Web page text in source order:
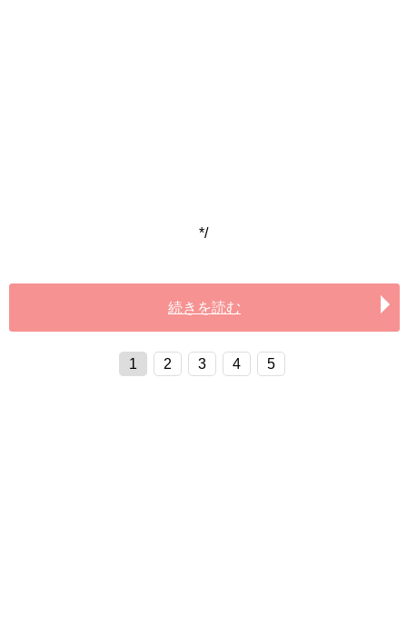
*/
続きを読む
1 2 3 4 5